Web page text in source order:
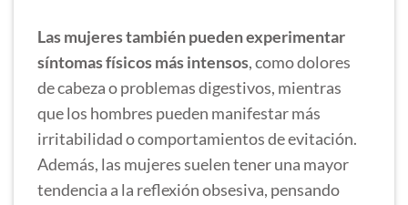
Las mujeres también pueden experimentar
síntomas físicos más intensos, como dolores
de cabeza o problemas digestivos, mientras
que los hombres pueden manifestar más
irritabilidad o comportamientos de evitación.
Además, las mujeres suelen tener una mayor
tendencia a la reflexión obsesiva, pensando